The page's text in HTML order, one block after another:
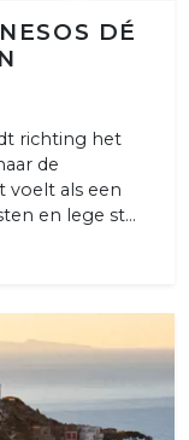
DÉ
richting het
de
voelt als een
en lege st...